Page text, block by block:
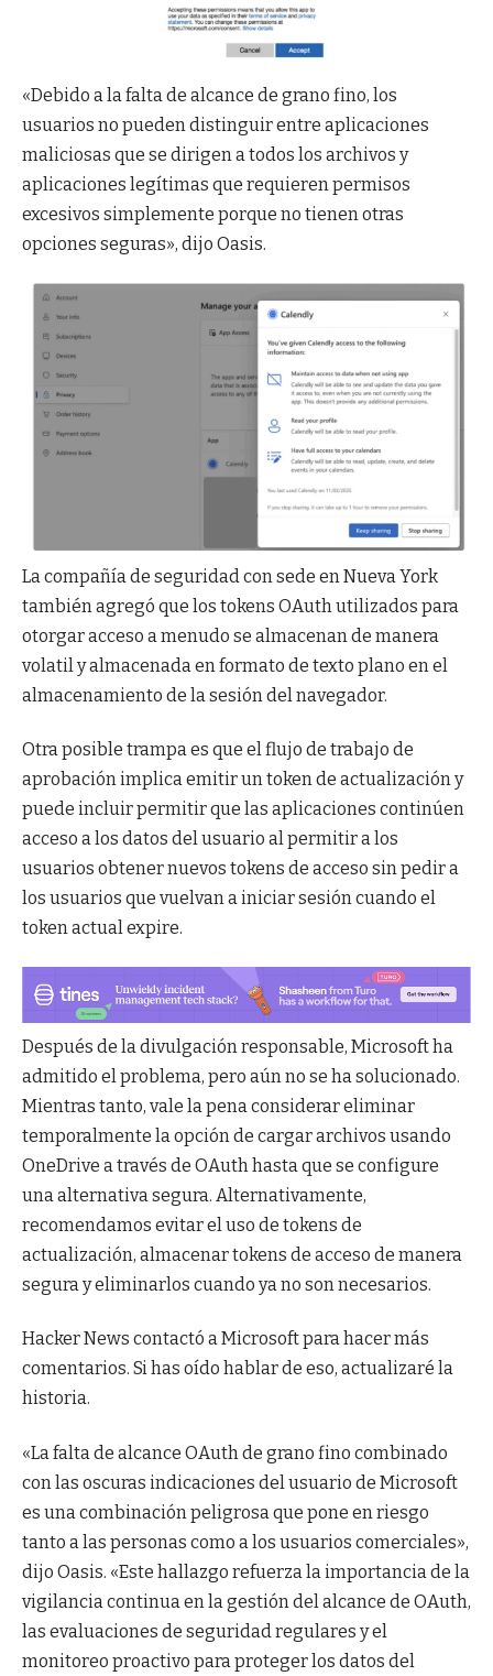
«Debido a la falta de alcance de grano fino, los
usuarios no pueden distinguir entre aplicaciones
maliciosas que se dirigen a todos los archivos y
aplicaciones legítimas que requieren permisos
excesivos simplemente porque no tienen otras
opciones seguras», dijo Oasis.
La compañía de seguridad con sede en Nueva York
también agregó que los tokens OAuth utilizados para
otorgar acceso a menudo se almacenan de manera
volatil y almacenada en formato de texto plano en el
almacenamiento de la sesión del navegador.
Otra posible trampa es que el flujo de trabajo de
aprobación implica emitir un token de actualización y
puede incluir permitir que las aplicaciones continúen
acceso a los datos del usuario al permitir a los
usuarios obtener nuevos tokens de acceso sin pedir a
los usuarios que vuelvan a iniciar sesión cuando el
token actual expire.
Después de la divulgación responsable, Microsoft ha
admitido el problema, pero aún no se ha solucionado.
Mientras tanto, vale la pena considerar eliminar
temporalmente la opción de cargar archivos usando
OneDrive a través de OAuth hasta que se configure
una alternativa segura. Alternativamente,
recomendamos evitar el uso de tokens de
actualización, almacenar tokens de acceso de manera
segura y eliminarlos cuando ya no son necesarios.
Hacker News contactó a Microsoft para hacer más
comentarios. Si has oído hablar de eso, actualizaré la
historia.
«La falta de alcance OAuth de grano fino combinado
con las oscuras indicaciones del usuario de Microsoft
es una combinación peligrosa que pone en riesgo
tanto a las personas como a los usuarios comerciales»,
dijo Oasis. «Este hallazgo refuerza la importancia de la
vigilancia continua en la gestión del alcance de OAuth,
las evaluaciones de seguridad regulares y el
monitoreo proactivo para proteger los datos del